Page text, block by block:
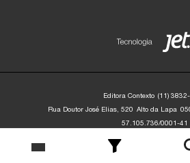
Editora Contexto (11)
Rua Doutor José Elias, 520 Alto da Lapa
57.105.736/0001-41
Lapa - São Paulo/SP - 05083-030 |